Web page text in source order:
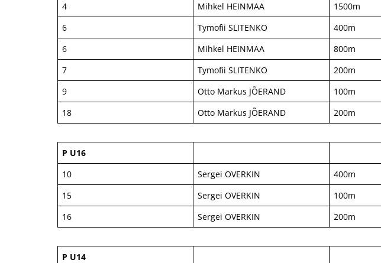
4
Mihkel HEINMAA 1500m
6
Tymofii SLITENKO 400m
6
Mihkel HEINMAA 800m
7
Tymofii SLITENKO 200m
9
Otto Markus JÕERAND 100m
18
Otto Markus JÕERAND 200m
P U16
10
Sergei OVERKIN 400m
15
Sergei OVERKIN 100m
16
Sergei OVERKIN 200m
P U14